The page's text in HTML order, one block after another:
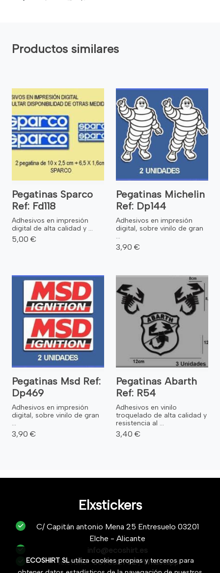
Productos similares
Pegatinas Sparco
Ref: Fd118
Adhesivos en impresión
digital de alta calidad y ...
5,00 €
Pegatinas Michelin
Ref: Dp144
Adhesivos en impresión
digital, sobre vinilo de gran
...
3,90 €
Pegatinas Msd Ref:
Dp469
Adhesivos en impresión
digital, sobre vinilo de gran
...
3,90 €
Pegatinas Abarth
Ref: R54
Adhesivos en vinilo
troquelado de alta calidad y
resistencia al ...
3,40 €
Elxstickers
C/ Capitán antonio Mena 25 Entresuelo 03201
Elche - Alicante
info@ecoshirt.es
Teléfono :687632752/Whastapp
ECOSHIRT SLutiliza cookies propias y terceros para